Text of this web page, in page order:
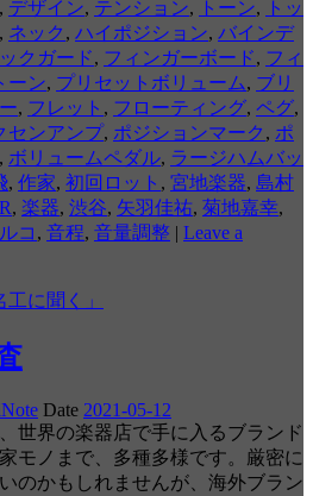
, デザイン, テンション, トーン,
トッ
, ネック , ハイポジション, バインデ
クガード, フィンガーボード, フィ
ーン, プリセットボリューム, ブリ
, フレット , フローティング, ペグ,
センアンプ, ポジションマーク , ポ
, ボリュームペダル, ラージハムバッ
, 作家, 初回ロット , 宮地楽器, 島村
, 楽器, 渋谷, 矢羽佳祐, 菊地嘉幸,
コ , 音程, 音量調整 | Leave a
に聞く」
Date 2021-05-12
世界の楽器店で手に入るブランド
モノまで、多種多様です。厳密に
のかもしれませんが、海外ブラン